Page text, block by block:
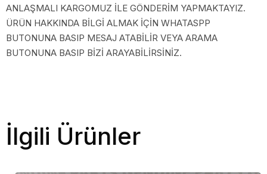
ANLAŞMALI KARGOMUZ İLE GÖNDERİM YAPMAKTAYIZ.
ÜRÜN HAKKINDA BİLGİ ALMAK İÇİN WHATASPP
BUTONUNA BASIP MESAJ ATABİLİR VEYA ARAMA
BUTONUNA BASIP BİZİ ARAYABİLİRSİNİZ.
İlgili Ürünler